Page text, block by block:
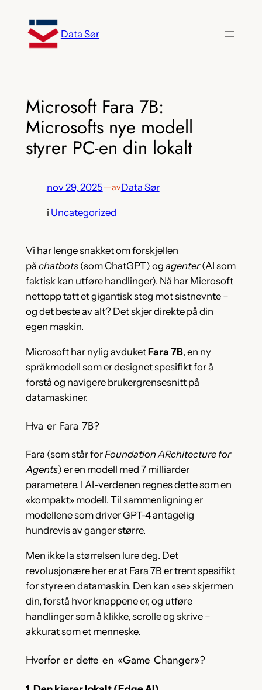
innhold
Data Sør
Microsoft Fara 7B:
Microsofts nye modell
styrer PC-en din lokalt
nov 29, 2025—avData Sør
i Uncategorized
Vi har lenge snakket om forskjellen
på chatbots(som ChatGPT) og agenter(AI som
faktisk kan utføre handlinger). Nå har Microsoft
nettopp tatt et gigantisk steg mot sistnevnte –
og det beste av alt? Det skjer direkte på din
egen maskin.
Microsoft har nylig avduketFara 7B, en ny
språkmodell som er designet spesifikt for å
forstå og navigere brukergrensesnitt på
datamaskiner.
Hva er Fara 7B?
Fara (som står forFoundation ARchitecture for
Agents) er en modell med 7 milliarder
parametere. I AI-verdenen regnes dette som en
«kompakt» modell. Til sammenligning er
modellene som driver GPT-4 antagelig
hundrevis av ganger større.
Men ikke la størrelsen lure deg. Det
revolusjonære her er at Fara 7B er trent spesifikt
for styre en datamaskin. Den kan «se» skjermen
din, forstå hvor knappene er, og utføre
handlinger som å klikke, scrolle og skrive –
akkurat som et menneske.
Hvorfor er dette en «Game Changer»?